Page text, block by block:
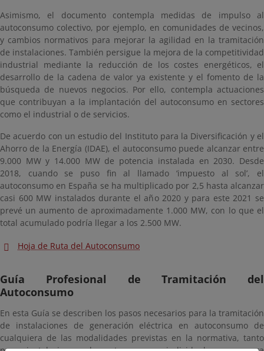
Asimismo, el documento contempla medidas de impulso al
autoconsumo colectivo, por ejemplo, en comunidades de vecinos,
y cambios normativos para mejorar la agilidad en la tramitación
de instalaciones. También persigue la mejora de la competitividad
industrial mediante la reducción de los costes energéticos, el
desarrollo de la cadena de valor ya existente y el fomento de la
búsqueda de nuevos negocios. Por ello, contempla actuaciones
que contribuyan a la implantación del autoconsumo en sectores
como el industrial o de servicios.
De acuerdo con un estudio del Instituto para la Diversificación y el
Ahorro de la Energía (IDAE), el autoconsumo puede alcanzar entre
9.000 MW y 14.000 MW de potencia instalada en 2030. Desde
2018, cuando se puso fin al llamado ‘impuesto al sol’, el
autoconsumo en España se ha multiplicado por 2,5 hasta alcanzar
casi 600 MW instalados durante el año 2020 y para este 2021 se
prevé un aumento de aproximadamente 1.000 MW, con lo que el
total acumulado podría llegar a los 2.500 MW.
Hoja de Ruta del Autoconsumo
Guía Profesional de Tramitación del
Autoconsumo
En esta Guía se describen los pasos necesarios para la tramitación
de instalaciones de generación eléctrica en autoconsumo de
cualquiera de las modalidades previstas en la normativa, tanto